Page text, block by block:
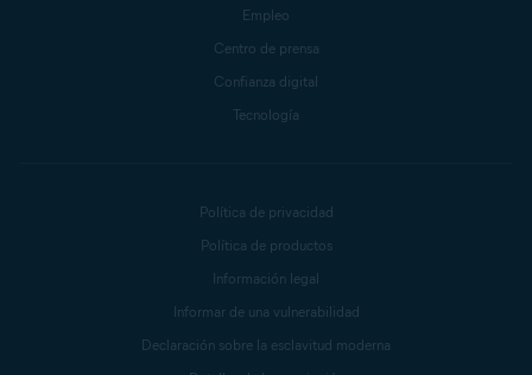
Empleo
Centro de prensa
Confianza digital
Tecnología
Política de privacidad
Política de productos
Información legal
Informar de una vulnerabilidad
Declaración sobre la esclavitud moderna